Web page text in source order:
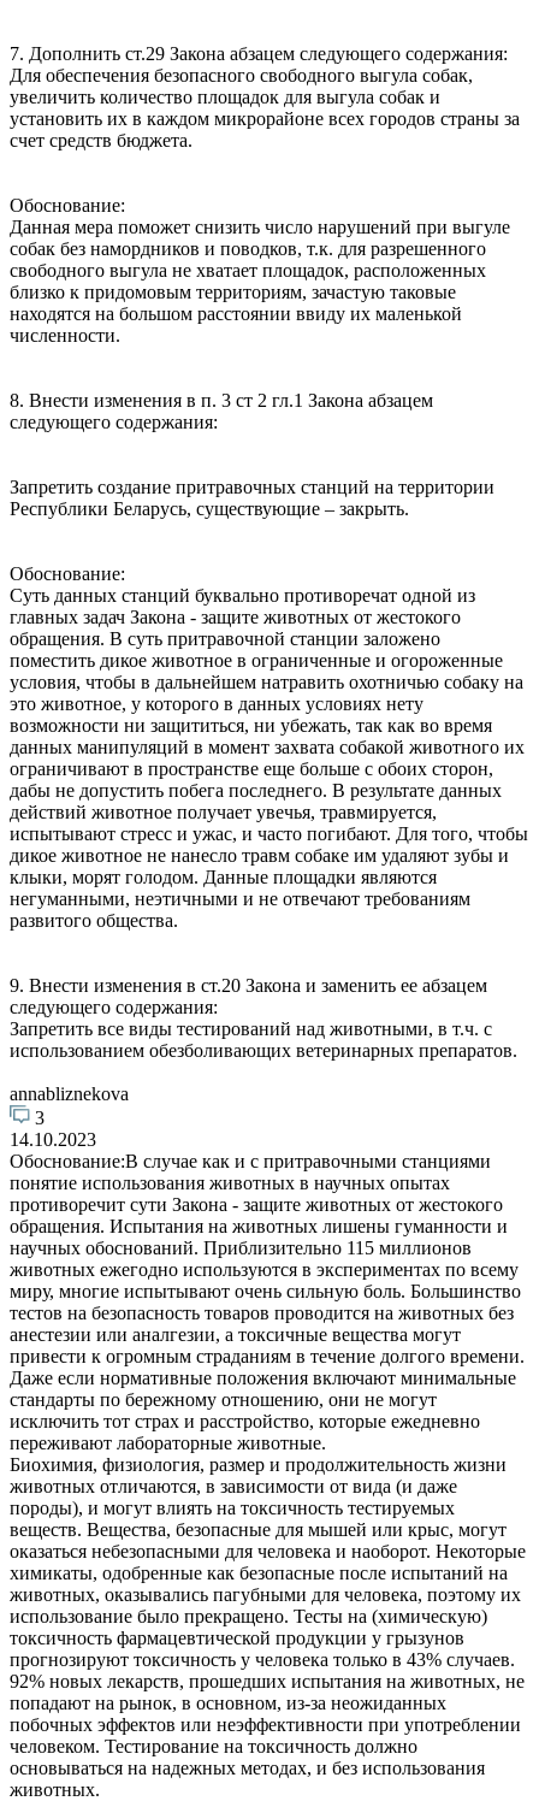
7. Дополнить ст.29 Закона абзацем следующего содержания:
Для обеспечения безопасного свободного выгула собак,
увеличить количество площадок для выгула собак и
установить их в каждом микрорайоне всех городов страны за
счет средств бюджета.
Обоснование:
Данная мера поможет снизить число нарушений при выгуле
собак без намордников и поводков, т.к. для разрешенного
свободного выгула не хватает площадок, расположенных
близко к придомовым территориям, зачастую таковые
находятся на большом расстоянии ввиду их маленькой
численности.
8. Внести изменения в п. 3 ст 2 гл.1 Закона абзацем
следующего содержания:
Запретить создание притравочных станций на территории
Республики Беларусь, существующие – закрыть.
Обоснование:
Суть данных станций буквально противоречат одной из
главных задач Закона - защите животных от жестокого
обращения. В суть притравочной станции заложено
поместить дикое животное в ограниченные и огороженные
условия, чтобы в дальнейшем натравить охотничью собаку на
это животное, у которого в данных условиях нету
возможности ни защититься, ни убежать, так как во время
данных манипуляций в момент захвата собакой животного их
ограничивают в пространстве еще больше с обоих сторон,
дабы не допустить побега последнего. В результате данных
действий животное получает увечья, травмируется,
испытывают стресс и ужас, и часто погибают. Для того, чтобы
дикое животное не нанесло травм собаке им удаляют зубы и
клыки, морят голодом. Данные площадки являются
негуманными, неэтичными и не отвечают требованиям
развитого общества.
9. Внести изменения в ст.20 Закона и заменить ее абзацем
следующего содержания:
Запретить все виды тестирований над животными, в т.ч. с
использованием обезболивающих ветеринарных препаратов.
annabliznekova
3
14.10.2023
Обоснование:В случае как и с притравочными станциями
понятие использования животных в научных опытах
противоречит сути Закона - защите животных от жестокого
обращения. Испытания на животных лишены гуманности и
научных обоснований. Приблизительно 115 миллионов
животных ежегодно используются в экспериментах по всему
миру, многие испытывают очень сильную боль. Большинство
тестов на безопасность товаров проводится на животных без
анестезии или аналгезии, а токсичные вещества могут
привести к огромным страданиям в течение долгого времени.
Даже если нормативные положения включают минимальные
стандарты по бережному отношению, они не могут
исключить тот страх и расстройство, которые ежедневно
переживают лабораторные животные.
Биохимия, физиология, размер и продолжительность жизни
животных отличаются, в зависимости от вида (и даже
породы), и могут влиять на токсичность тестируемых
веществ. Вещества, безопасные для мышей или крыс, могут
оказаться небезопасными для человека и наоборот. Некоторые
химикаты, одобренные как безопасные после испытаний на
животных, оказывались пагубными для человека, поэтому их
использование было прекращено. Тесты на (химическую)
токсичность фармацевтической продукции у грызунов
прогнозируют токсичность у человека только в 43% случаев.
92% новых лекарств, прошедших испытания на животных, не
попадают на рынок, в основном, из-за неожиданных
побочных эффектов или неэффективности при употреблении
человеком. Тестирование на токсичность должно
основываться на надежных методах, и без использования
животных.